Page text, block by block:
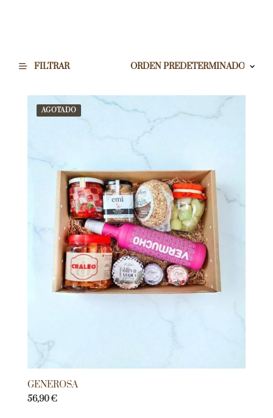
FILTRAR
AGOTADO
GENEROSA
56,90€